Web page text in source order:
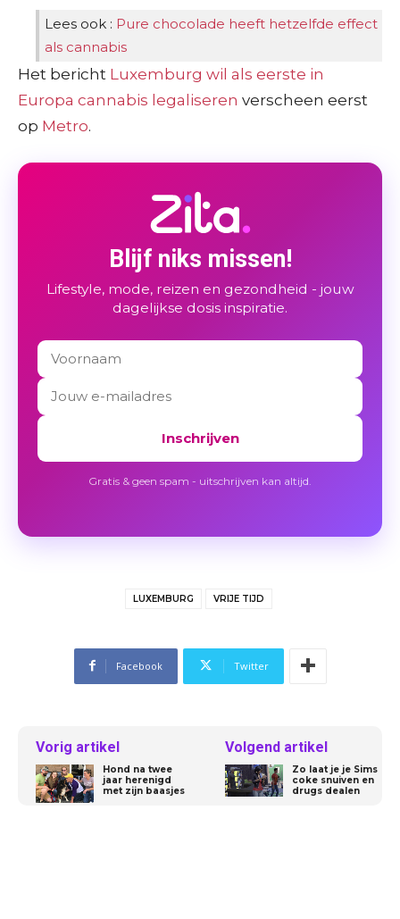
Lees ook : Pure chocolade heeft hetzelfde effect
als cannabis
Het bericht Luxemburg wil als eerste in
Europa cannabis legaliseren verscheen eerst
op Metro.
Blijf niks missen!
Lifestyle, mode, reizen en gezondheid - jouw
dagelijkse dosis inspiratie.
Inschrijven
Gratis & geen spam - uitschrijven kan altijd.
LUXEMBURG VRIJE TIJD
Facebook Twitter
Vorig artikel
Hond na twee
jaar herenigd
met zijn baasjes
Volgend artikel
Zo laat je je Sims
coke snuiven en
drugs dealen